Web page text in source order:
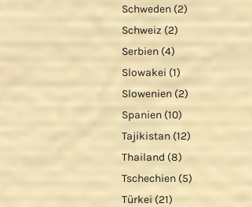
Schweden (2)
Schweiz (2)
Serbien (4)
Slowakei (1)
Slowenien (2)
Spanien (10)
Tajikistan (12)
Thailand (8)
Tschechien (5)
Türkei (21)